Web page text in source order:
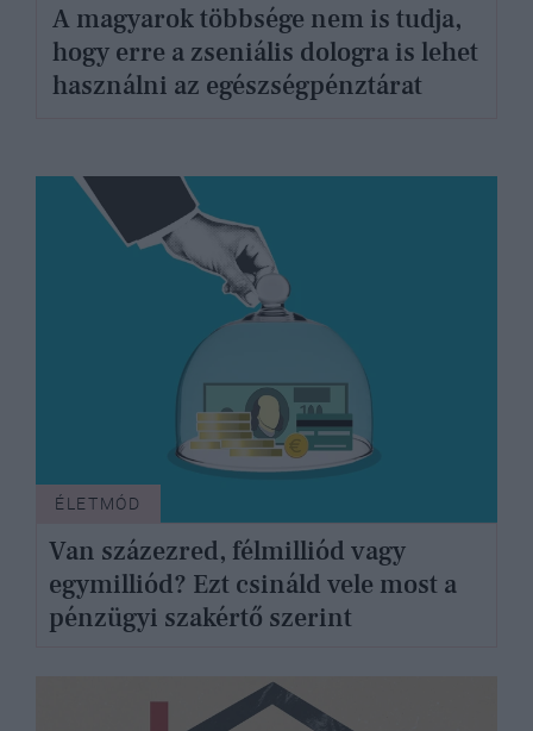
A magyarok többsége nem is tudja,
hogy erre a zseniális dologra is lehet
használni az egészségpénztárat
ÉLETMÓD
Van százezred, félmilliód vagy
egymilliód? Ezt csináld vele most a
pénzügyi szakértő szerint